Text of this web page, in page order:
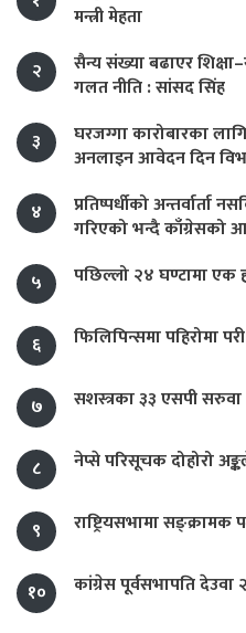
मन्त्री मेहता
२
सैन्य संख्या बढाएर
गलत नीति : सांसद सिंह
३
घरजग्गा कारोबारका
अनलाइन आवेदन दिन
४
प्रतिष्पर्धीको अन्तर्वार्ता
गरिएको भन्दै काँग्रेसको
५
पछिल्लो २४ घण्टामा एक
६ फिलिपिन्समा पहिरोमा
७ सशस्त्रका ३३ एसपी
८ नेप्से परिसूचक दोहोरो
९ राष्ट्रियसभामा
१० कांग्रेस पूर्वसभापति देउवा